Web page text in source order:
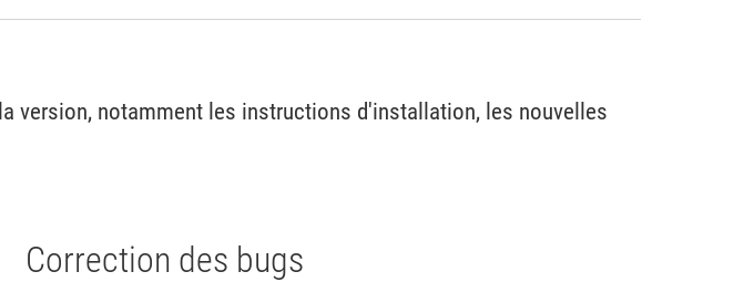
version, notamment les instructions d'installation, les nouvelles
Correction des bugs